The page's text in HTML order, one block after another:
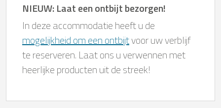
NIEUW: Laat een ontbijt bezorgen!
In deze accommodatie heeft u de
mogelijkheid om een ontbijtvoor uw verblijf
te reserveren. Laat ons u verwennen met
heerlijke producten uit de streek!